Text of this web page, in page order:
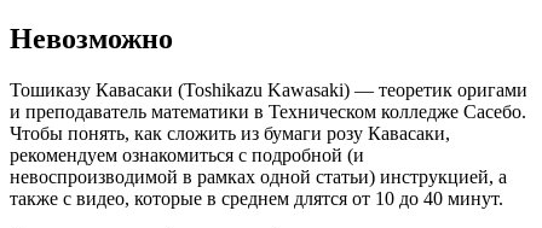
Невозможно
Тошиказу Кавасаки (Toshikazu Kawasaki) — теоретик оригами
и преподаватель математики в Техническом колледже Сасебо.
Чтобы понять, как сложить из бумаги розу Кавасаки,
рекомендуем ознакомиться с подробной (и
невоспроизводимой в рамках одной статьи) инструкцией, а
также c видео, которые в среднем длятся от 10 до 40 минут.